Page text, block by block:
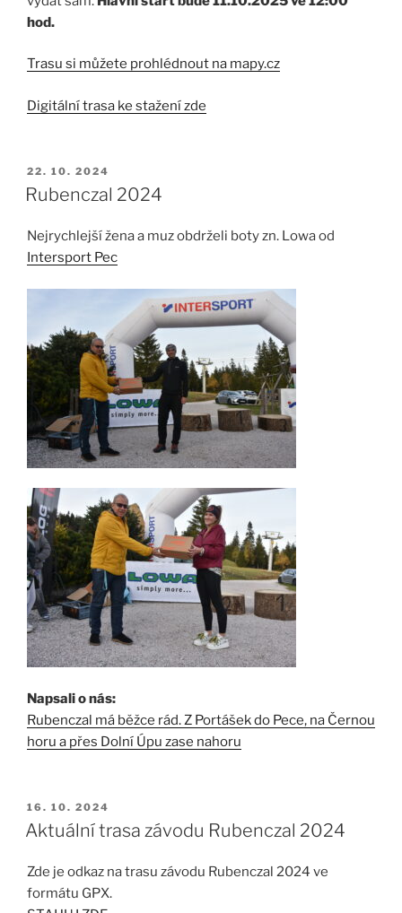
hod.
Trasu si můžete prohlédnout na mapy.cz
Digitální trasa ke stažení zde
PUBLIKOVÁNO
22. 10. 2024
Rubenczal 2024
Nejrychlejší žena a muz obdrželi boty zn. Lowa od
Intersport Pec
Napsali o nás:
Rubenczal má běžce rád. Z Portášek do Pece, na Černou
horu a přes Dolní Úpu zase nahoru
PUBLIKOVÁNO
16. 10. 2024
Aktuální trasa závodu Rubenczal 2024
Zde je odkaz na trasu závodu Rubenczal 2024 ve
formátu GPX.